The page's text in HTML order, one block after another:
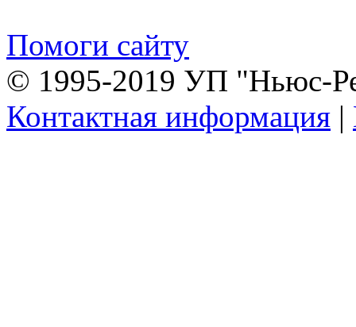
Помоги сайту
© 1995-2019 УП "Ньюс-
Контактная информация |